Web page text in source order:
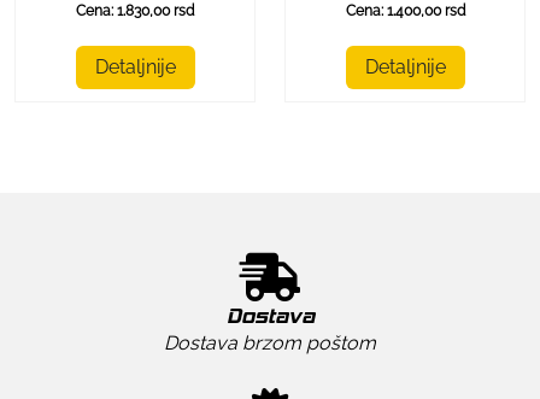
Cena: 1.830,00 rsd
Detaljnije
Cena: 1.400,00 rsd
Detaljnije
Dostava
Dostava brzom poštom